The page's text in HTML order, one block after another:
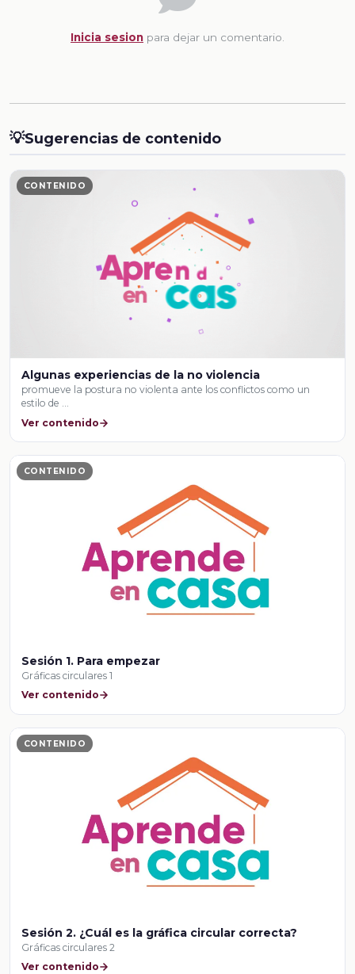
Inicia sesion para dejar un comentario.
💡Sugerencias de contenido
CONTENIDO
Algunas experiencias de la no violencia
promueve la postura no violenta ante los conflictos como un
estilo de …
Ver contenido
CONTENIDO
Sesión 1. Para empezar
Gráficas circulares 1
Ver contenido
CONTENIDO
Sesión 2. ¿Cuál es la gráfica circular correcta?
Gráficas circulares 2
Ver contenido